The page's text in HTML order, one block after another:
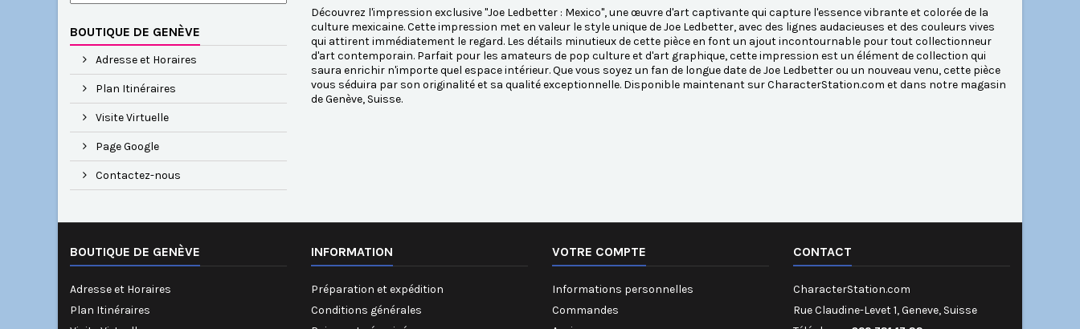
BOUTIQUE DE GENÈVE
Adresse et Horaires
Plan Itinéraires
Visite Virtuelle
Page Google
Contactez-nous
Découvrez l'impression exclusive "Joe Ledbetter : Mexico", une œuvre d'art captivante qui capture l'essence vibrante et colorée de la
culture mexicaine. Cette impression met en valeur le style unique de Joe Ledbetter, avec des lignes audacieuses et des couleurs vives
qui attirent immédiatement le regard. Les détails minutieux de cette pièce en font un ajout incontournable pour tout collectionneur
d'art contemporain. Parfait pour les amateurs de pop culture et d'art graphique, cette impression est un élément de collection qui
saura enrichir n'importe quel espace intérieur. Que vous soyez un fan de longue date de Joe Ledbetter ou un nouveau venu, cette pièce
vous séduira par son originalité et sa qualité exceptionnelle. Disponible maintenant sur CharacterStation.com et dans notre magasin
de Genève, Suisse.
BOUTIQUE DE GENÈVE
Adresse et Horaires
Plan Itinéraires
INFORMATION
Préparation et expédition
Conditions générales
VOTRE COMPTE
Informations personnelles
Commandes
CONTACT
CharacterStation.com
Rue Claudine-Levet 1, Geneve, Suisse